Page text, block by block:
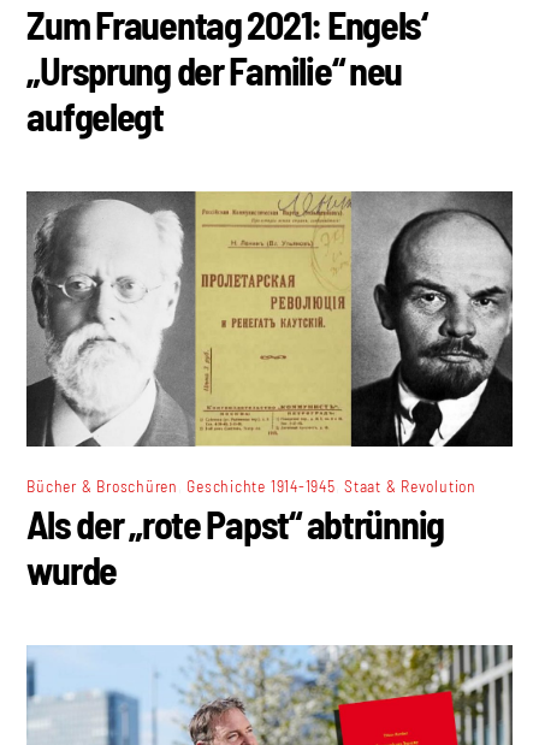
Zum Frauentag 2021: Engels‘
„Ursprung der Familie“ neu
aufgelegt
Bücher & Broschüren Geschichte 1914-1945 ,Staat & Revolution
Als der „rote Papst“ abtrünnig
wurde